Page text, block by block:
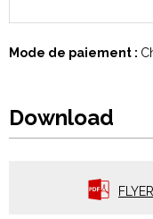
Mode de paiement :
Download